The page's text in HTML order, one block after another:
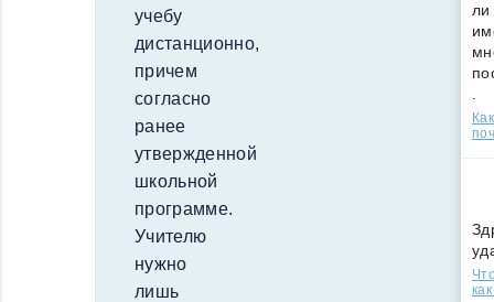
учебу
дистанционно,
причем
согласно
ранее
утвержденной
школьной
программе.
Учителю
нужно
лишь
ли